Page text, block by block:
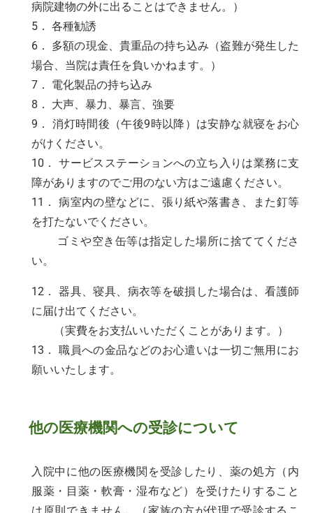
病院建物の外に出ることはできません。）
5． 各種勧誘
6． 多額の現金、貴重品の持ち込み（盗難が発生した
場合、当院は責任を負いかねます。）
7． 電化製品の持ち込み
8． 大声、暴力、暴言、強要
9． 消灯時間後（午後9時以降）は安静な就寝をお心
がけください。
10． サービスステーションへの立ち入りは業務に支
障がありますのでご用のない方はご遠慮ください。
11． 病室内の壁などに、張り紙や落書き、また釘等
を打たないでください。
ゴミや空き缶等は指定した場所に捨ててくださ
い。
12． 器具、寝具、病衣等を破損した場合は、看護師
に届け出てください。
（実費をお支払いいただくことがあります。）
13． 職員への金品などのお心遣いは一切ご無用にお
願いいたします。
他の医療機関への受診について
入院中に他の医療機関を受診したり、薬の処方（内
服薬・目薬・軟膏・湿布など）を受けたりすること